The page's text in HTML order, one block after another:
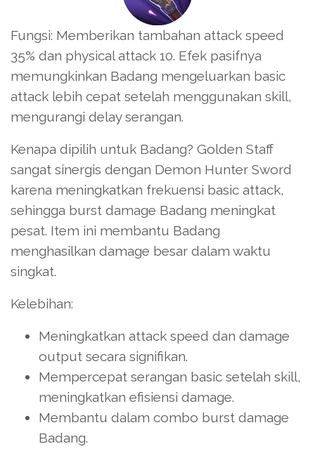
Fungsi: Memberikan tambahan attack speed
35% dan physical attack 10. Efek pasifnya
memungkinkan Badang mengeluarkan basic
attack lebih cepat setelah menggunakan skill,
mengurangi delay serangan.
Kenapa dipilih untuk Badang? Golden Staff
sangat sinergis dengan Demon Hunter Sword
karena meningkatkan frekuensi basic attack,
sehingga burst damage Badang meningkat
pesat. Item ini membantu Badang
menghasilkan damage besar dalam waktu
singkat.
Kelebihan:
Meningkatkan attack speed dan damage
output secara signifikan.
Mempercepat serangan basic setelah skill,
meningkatkan efisiensi damage.
Membantu dalam combo burst damage
Badang.